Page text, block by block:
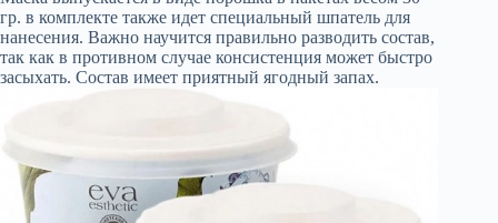
гр. в комплекте также идет специальный шпатель для
нанесения. Важно научится правильно разводить состав,
так как в противном случае консистенция может быстро
засыхать. Состав имеет приятный ягодный запах.